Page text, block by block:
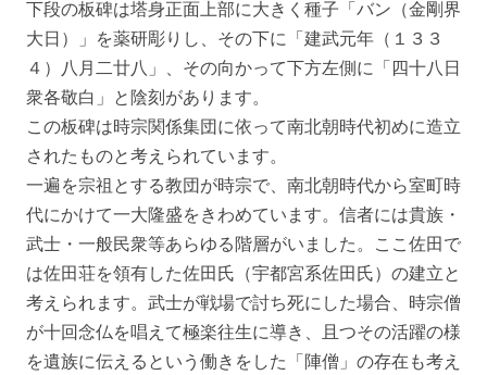
下段の板碑は塔身正面上部に大きく種子「バン（金剛界
大日）」を薬研彫りし、その下に「建武元年（１３３
４）八月二廿八」、その向かって下方左側に「四十八日
衆各敬白」と陰刻があります。
この板碑は時宗関係集団に依って南北朝時代初めに造立
されたものと考えられています。
一遍を宗祖とする教団が時宗で、南北朝時代から室町時
代にかけて一大隆盛をきわめています。信者には貴族・
武士・一般民衆等あらゆる階層がいました。ここ佐田で
は佐田荘を領有した佐田氏（宇都宮系佐田氏）の建立と
考えられます。武士が戦場で討ち死にした場合、時宗僧
が十回念仏を唱えて極楽往生に導き、且つその活躍の様
を遺族に伝えるという働きをした「陣僧」の存在も考え